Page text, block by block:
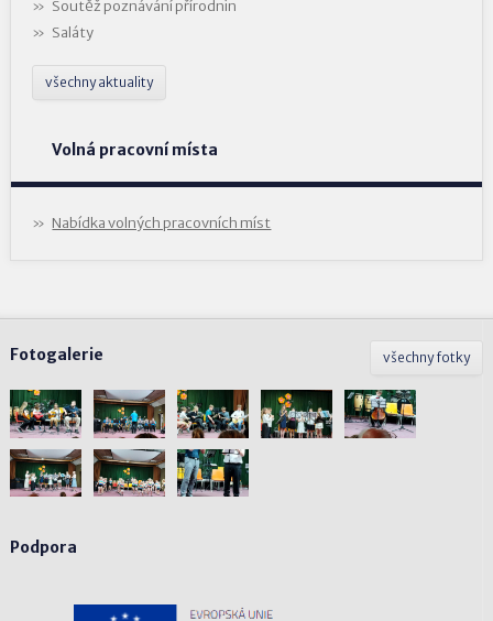
Soutěž poznávání přírodnin
Saláty
všechny aktuality
Volná pracovní místa
Nabídka volných pracovních míst
všechny fotky
Fotogalerie
Podpora